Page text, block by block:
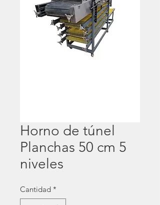
Horno de túnel
Planchas 50 cm 5
niveles
Cantidad *